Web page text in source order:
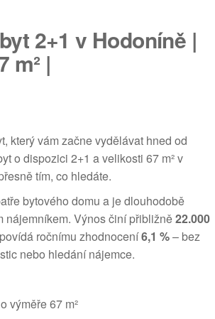
2+1 v Hodoníně |
m² |
který vám začne vydělávat hned od
o dispozici 2+1 a velikosti 67 m² v
tím, co hledáte.
bytového domu a je dlouhodobě
nájemníkem. Výnos činí přibližně22.000
ročnímu zhodnocení6,1 %– bez
nebo hledání nájemce.
výměře 67 m²